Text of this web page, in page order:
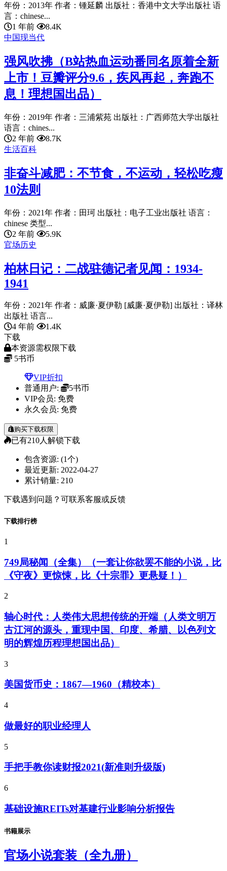
年份：2013年 作者：锺延麟 出版社：香港中文大学出版社 语
言：chinese...
1 年前
8.4K
中国现当代
强风吹拂（B站热血运动番同名原着全新
上市！豆瓣评分9.6，疾风再起，奔跑不
息！理想国出品）
年份：2019年 作者：三浦紫苑 出版社：广西师范大学出版社
语言：chines...
2 年前
8.7K
生活百科
非奋斗减肥：不节食，不运动，轻松吃瘦
10法则
年份：2021年 作者：田珂 出版社：电子工业出版社 语言：
chinese 类型...
2 年前
5.9K
官场历史
柏林日记：二战驻德记者见闻：1934-
1941
年份：2021年 作者：威廉·夏伊勒 [威廉·夏伊勒] 出版社：译林
出版社 语言...
4 年前
1.4K
下载
本资源需权限下载
5书币
VIP折扣
普通用户:
5书币
VIP会员: 免费
永久会员: 免费
购买下载权限
已有210人解锁下载
包含资源: (1个)
最近更新: 2022-04-27
累计销量: 210
下载遇到问题？可联系客服或反馈
下载排行榜
1
749局秘闻（全集）（一套让你欲罢不能的小说，比
《守夜》更惊悚，比《十宗罪》更悬疑！）
2
轴心时代：人类伟大思想传统的开端（人类文明万
古江河的源头，重现中国、印度、希腊、以色列文
明的辉煌历程理想国出品）
3
美国货币史：1867—1960（精校本）
4
做最好的职业经理人
5
手把手教你读财报2021(新准则升级版)
6
基础设施REITs对基建行业影响分析报告
书籍展示
官场小说套装（全九册）